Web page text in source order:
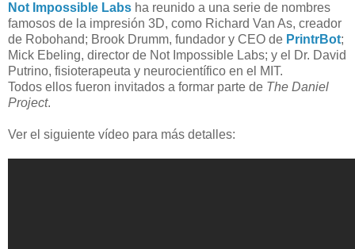
Not Impossible Labs ha reunido a una serie de nombres
famosos de la impresión 3D, como Richard Van As, creador
de Robohand; Brook Drumm, fundador y CEO de PrintrBot;
Mick Ebeling, director de Not Impossible Labs; y el Dr. David
Putrino, fisioterapeuta y neurocientífico en el MIT.
Todos ellos fueron invitados a formar parte de The Daniel
Project.
Ver el siguiente vídeo para más detalles: